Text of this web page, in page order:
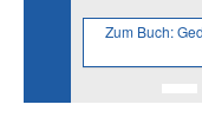
Zum Buch: